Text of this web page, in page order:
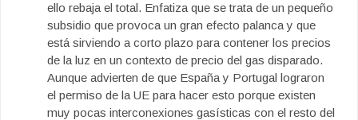
ello rebaja el total. Enfatiza que se trata de un pequeño
subsidio que provoca un gran efecto palanca y que
está sirviendo a corto plazo para contener los precios
de la luz en un contexto de precio del gas disparado.
Aunque advierten de que España y Portugal lograron
el permiso de la UE para hacer esto porque existen
muy pocas interconexiones gasísticas con el resto del